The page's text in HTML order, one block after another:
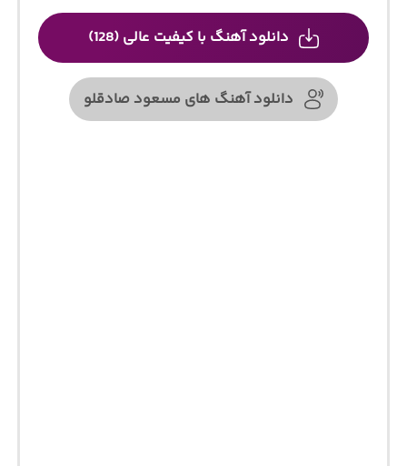
دانلود آهنگ با کیفیت عالی (128)
دانلود آهنگ های مسعود صادقلو